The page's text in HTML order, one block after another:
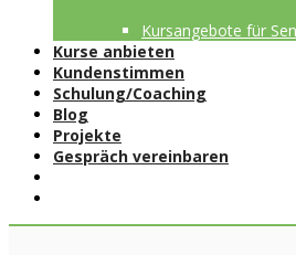
Kursangebote für
Kurse anbieten
Kundenstimmen
Schulung/Coaching
Blog
Projekte
Gespräch vereinbaren